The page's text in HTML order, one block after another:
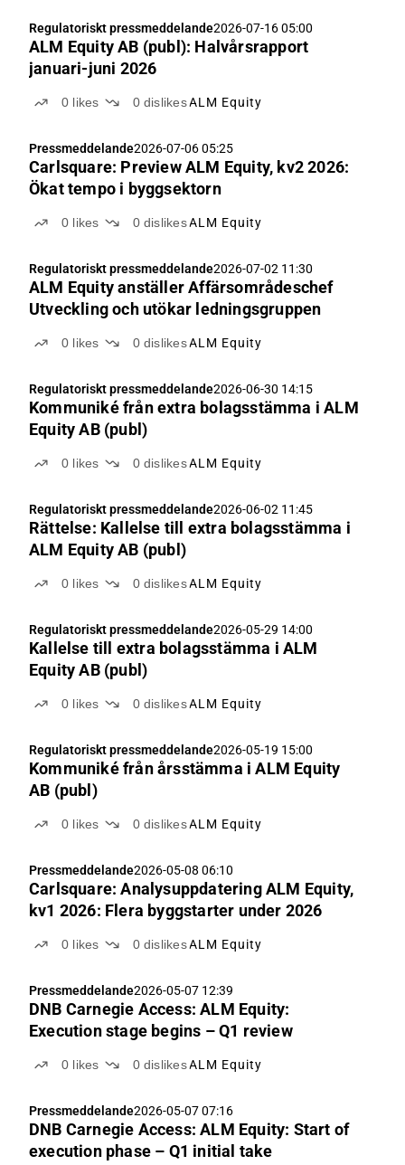
Regulatoriskt pressmeddelande2026-07-16 05:00
ALM Equity AB (publ): Halvårsrapport
januari-juni 2026
0 likes 0 dislikesALM Equity
Pressmeddelande2026-07-06 05:25
Carlsquare: Preview ALM Equity, kv2 2026:
Ökat tempo i byggsektorn
0 likes 0 dislikesALM Equity
Regulatoriskt pressmeddelande2026-07-02 11:30
ALM Equity anställer Affärsområdeschef
Utveckling och utökar ledningsgruppen
0 likes 0 dislikesALM Equity
Regulatoriskt pressmeddelande2026-06-30 14:15
Kommuniké från extra bolagsstämma i ALM
Equity AB (publ)
0 likes 0 dislikesALM Equity
Regulatoriskt pressmeddelande2026-06-02 11:45
Rättelse: Kallelse till extra bolagsstämma i
ALM Equity AB (publ)
0 likes 0 dislikesALM Equity
Regulatoriskt pressmeddelande2026-05-29 14:00
Kallelse till extra bolagsstämma i ALM
Equity AB (publ)
0 likes 0 dislikesALM Equity
Regulatoriskt pressmeddelande2026-05-19 15:00
Kommuniké från årsstämma i ALM Equity
AB (publ)
0 likes 0 dislikesALM Equity
Pressmeddelande2026-05-08 06:10
Carlsquare: Analysuppdatering ALM Equity,
kv1 2026: Flera byggstarter under 2026
0 likes 0 dislikesALM Equity
Pressmeddelande2026-05-07 12:39
DNB Carnegie Access: ALM Equity:
Execution stage begins – Q1 review
0 likes 0 dislikesALM Equity
Pressmeddelande2026-05-07 07:16
DNB Carnegie Access: ALM Equity: Start of
execution phase – Q1 initial take